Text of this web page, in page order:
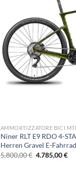
AMMORTIZZATORE BICI
Niner RLT E9 RDO 4-
Herren Gravel E-
5.800,00€ Il
prezzo
4.785,00€Il